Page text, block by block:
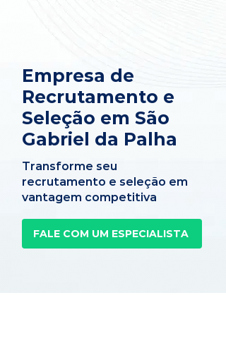
Empresa de
Recrutamento e
Seleção em São
Gabriel da Palha
Transforme seu
recrutamento e seleção em
vantagem competitiva
FALE COM UM ESPECIALISTA